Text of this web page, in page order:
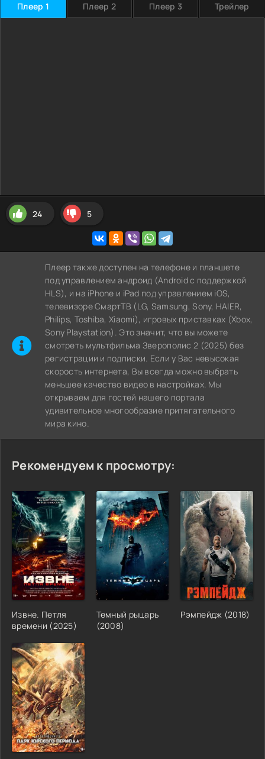
Плеер 1 Плеер 2 Плеер 3 Трейлер
24 5
Плеер также доступен на телефоне и планшете
под управлением андроид (Android с поддержкой
HLS), и на iPhone и iPad под управлением iOS,
телевизоре СмартТВ (LG, Samsung, Sony, HAIER,
Philips, Toshiba, Xiaomi), игровых приставках (Xbox,
Sony Playstation). Это значит, что вы можете
cмотреть мультфильма Зверополис 2 (2025) без
регистрации и подписки. Если у Вас невысокая
скорость интернета, Вы всегда можно выбрать
меньшее качество видео в настройках. Мы
открываем для гостей нашего портала
удивительное многообразие притягательного
мира кино.
Рекомендуем к просмотру:
Извне. Петля
времени (2025)
Темный рыцарь
(2008)
Рэмпейдж (2018)